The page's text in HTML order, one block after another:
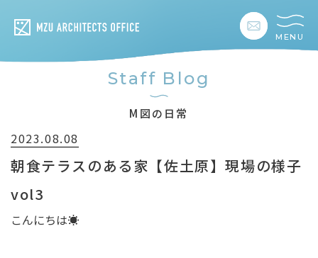
MENU
私たちの想い
私たちの家づくり
建築事例
お客様の暮らし
Staff Blog
M図の日常
2023.08.08
朝食テラスのある家【佐土原】現場の様子
vol3
こんにちは☀️